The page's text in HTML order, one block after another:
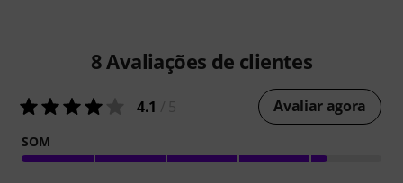
8Avaliações de clientes
4.1 Avaliar agora
SOM